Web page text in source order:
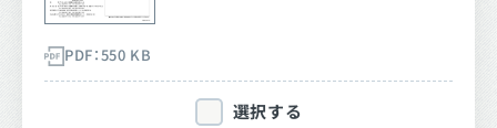
PDF：550 KB
選択する